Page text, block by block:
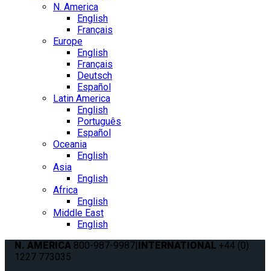
N. America
English
Français
Europe
English
Français
Deutsch
Español
Latin America
English
Português
Español
Oceania
English
Asia
English
Africa
English
Middle East
English
N. AMERICA 800-987-9987|INTERNATIONAL +44 (0)
1227 773035